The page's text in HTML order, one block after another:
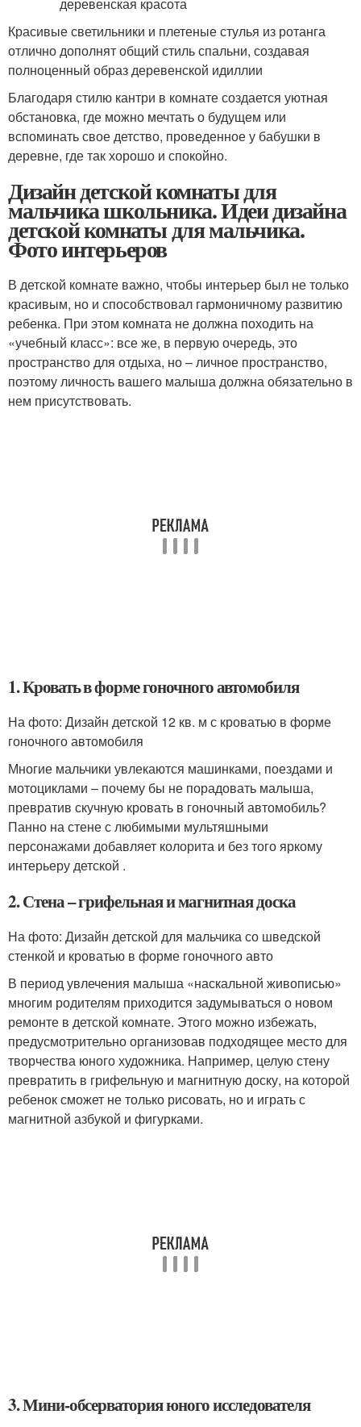
Красивые светильники и плетеные стулья из ротанга
отлично дополнят общий стиль спальни, создавая
полноценный образ деревенской идиллии
Благодаря стилю кантри в комнате создается уютная
обстановка, где можно мечтать о будущем или
вспоминать свое детство, проведенное у бабушки в
деревне, где так хорошо и спокойно.
Дизайн детской комнаты для
мальчика школьника. Идеи дизайна
детской комнаты для мальчика.
Фото интерьеров
В детской комнате важно, чтобы интерьер был не только
красивым, но и способствовал гармоничному развитию
ребенка. При этом комната не должна походить на
«учебный класс»: все же, в первую очередь, это
пространство для отдыха, но – личное пространство,
поэтому личность вашего малыша должна обязательно в
нем присутствовать.
1. Кровать в форме гоночного автомобиля
На фото: Дизайн детской 12 кв. м с кроватью в форме
гоночного автомобиля
Многие мальчики увлекаются машинками, поездами и
мотоциклами – почему бы не порадовать малыша,
превратив скучную кровать в гоночный автомобиль?
Панно на стене с любимыми мультяшными
персонажами добавляет колорита и без того яркому
интерьеру детской .
2. Стена – грифельная и магнитная доска
На фото: Дизайн детской для мальчика со шведской
стенкой и кроватью в форме гоночного авто
В период увлечения малыша «наскальной живописью»
многим родителям приходится задумываться о новом
ремонте в детской комнате. Этого можно избежать,
предусмотрительно организовав подходящее место для
творчества юного художника. Например, целую стену
превратить в грифельную и магнитную доску, на которой
ребенок сможет не только рисовать, но и играть с
магнитной азбукой и фигурками.
3. Мини-обсерватория юного исследователя